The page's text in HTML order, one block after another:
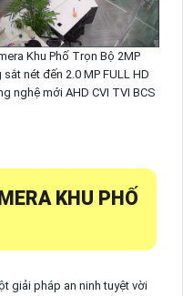
Khu Phố Trọn Bộ 2MP
nét đến 2.0 MP FULL HD
nghệ mới AHD CVI TVI BCS
KHU PHỐ
giải pháp an ninh tuyệt vời